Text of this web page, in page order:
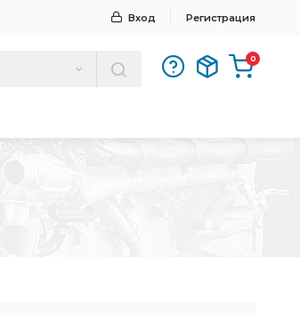
Вход Регистрация
0